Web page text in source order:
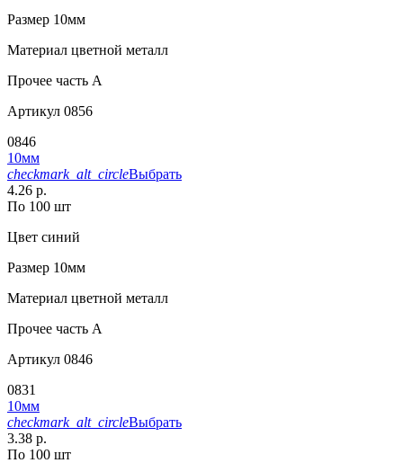
Размер 10мм
Материал цветной металл
Прочее часть A
Артикул 0856
0846
10мм
checkmark_alt_circleВыбрать
4.26 р.
По 100 шт
Цвет синий
Размер 10мм
Материал цветной металл
Прочее часть A
Артикул 0846
0831
10мм
checkmark_alt_circleВыбрать
3.38 р.
По 100 шт